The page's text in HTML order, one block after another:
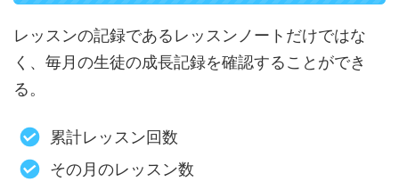
レッスンの記録であるレッスンノートだけではな
く、毎月の生徒の成長記録を確認することができ
る。
累計レッスン回数
その月のレッスン数